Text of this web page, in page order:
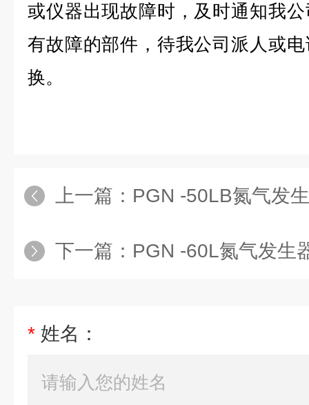
或仪器出现故障时，及时通知我
有故障的部件，待我公司派人或
换。
上一篇： PGN -50LB氮气发
下一篇： PGN -60L氮气发生
* 姓名：